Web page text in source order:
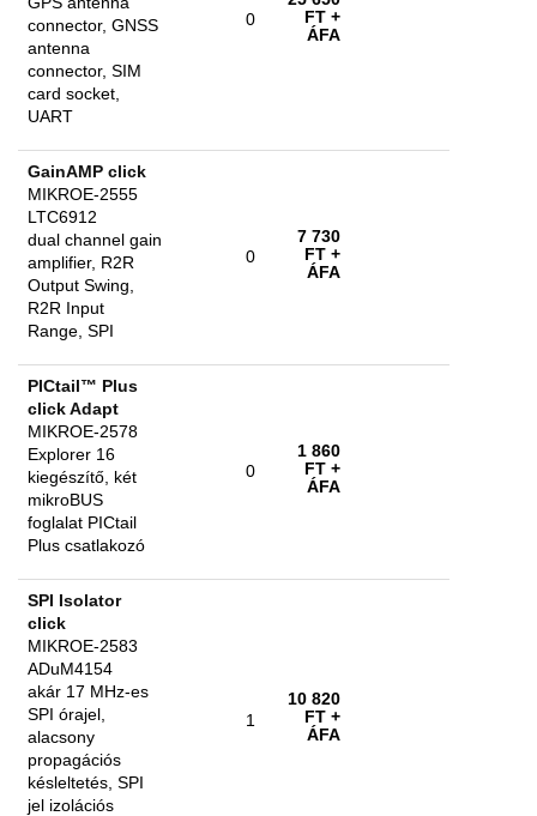
connector, GNSS
antenna
connector, SIM
card socket,
UART
0
FT +
ÁFA
GainAMP click
MIKROE-2555
LTC6912
dual channel gain
amplifier, R2R
Output Swing,
R2R Input
Range, SPI
0
7 730
FT +
ÁFA
PICtail™ Plus
click Adapt
MIKROE-2578
Explorer 16
kiegészítő, két
mikroBUS
foglalat PICtail
Plus csatlakozó
0
1 860
FT +
ÁFA
SPI Isolator
click
MIKROE-2583
ADuM4154
akár 17 MHz-es
SPI órajel,
alacsony
propagációs
késleltetés, SPI
jel izolációs
1
10 820
FT +
ÁFA